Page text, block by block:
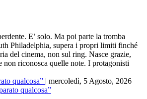
E’ solo. Ma poi parte la tromba
Philadelphia, supera i propri limiti finché
del cinema, non sul ring. Nasce grazie,
non riconosca quelle note. I protagonisti
qualcosa” | mercoledì, 5 Agosto, 2026